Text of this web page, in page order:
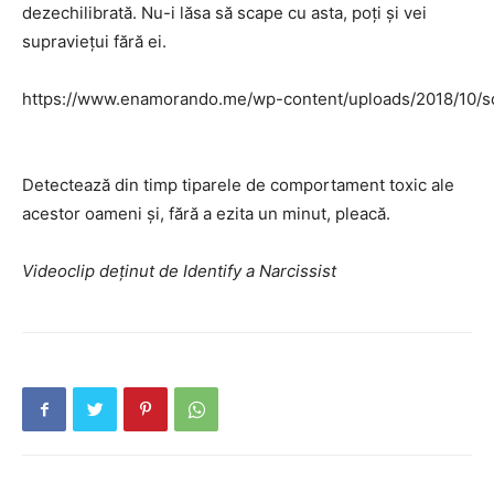
dezechilibrată. Nu-i lăsa să scape cu asta, poți și vei
supraviețui fără ei.
https://www.enamorando.me/wp-content/uploads/2018/10/
Detectează din timp tiparele de comportament toxic ale
acestor oameni și, fără a ezita un minut, pleacă.
Videoclip deținut de Identify a Narcissist